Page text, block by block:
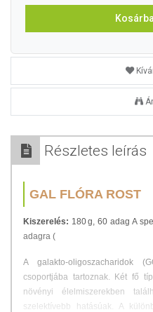
Részletes leírás
GAL FLÓRA ROST
Kiszerelés: 180 g, 60 adag A
adagra (
A galakto-oligoszacharidok
csoportjába tartoznak. Két fő
növényi élelmiszerekben
szelektívebb hatásúak. A